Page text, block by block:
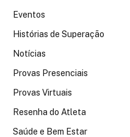
Eventos
Histórias de Superação
Notícias
Provas Presenciais
Provas Virtuais
Resenha do Atleta
Saúde e Bem Estar